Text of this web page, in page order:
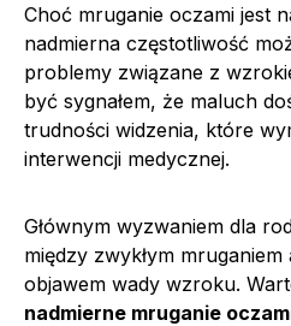
Choć mruganie oczami jest
nadmierna częstotliwość
problemy związane z
być sygnałem, że maluch
trudności widzenia, które
interwencji medycznej.
Głównym wyzwaniem dla
między zwykłym
objawem wady wzroku.
nadmierne mruganie